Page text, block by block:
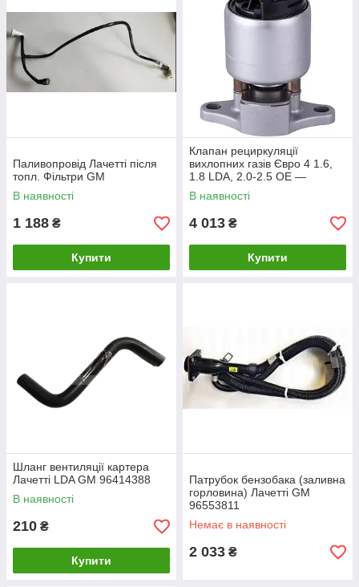
Паливопровід Лачетті після
топл. Фільтри GM
В наявності
1 188 ₴
Купити
Клапан рециркуляції
вихлопних газів Євро 4 1.6,
1.8 LDA, 2.0-2.5 OE —
25183476 OEM Корея
В наявності
4 013 ₴
Купити
Шланг вентиляції картера
Лачетті LDA GM 96414388
В наявності
210 ₴
Купити
Патрубок бензобака (заливна
горловина) Лачетті GM
96553811
Немає в наявності
2 033 ₴